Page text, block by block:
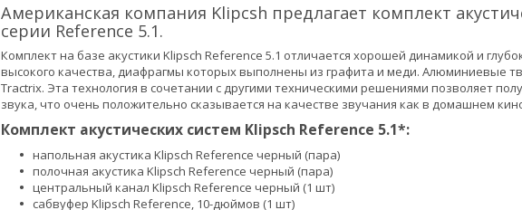
Американская компания Klipcsh предлагает комплект
серии Reference 5.1.
Комплект на базе акустики Klipsch Reference 5.1 отличается хорошей динамикой и
высокого качества, диафрагмы которых выполнены из графита и меди. Алюминиевые
Tractrix. Эта технология в сочетании с другими техническими решениями позволяет
звука, что очень положительно сказывается на качестве звучания как в домашнем
Комплект акустических систем Klipsch Reference 5.1*:
напольная акустика Klipsch Reference черный (пара)
полочная акустика Klipsch Reference черный (пара)
центральный канал Klipsch Reference черный (1 шт)
сабвуфер Klipsch Reference, 10-дюймов (1 шт)